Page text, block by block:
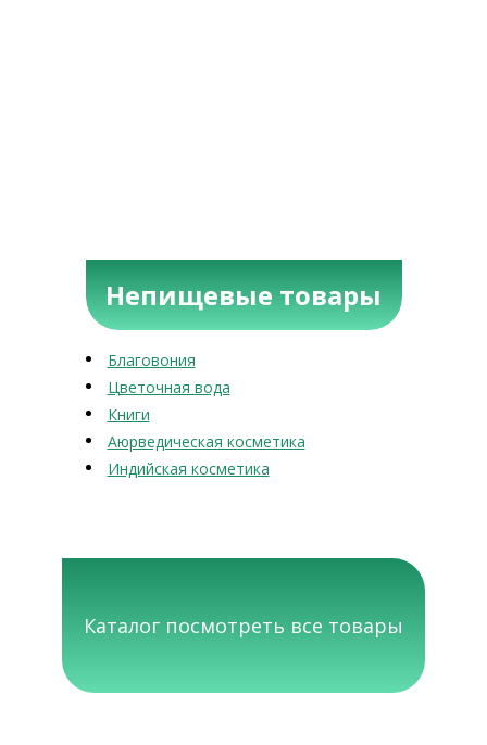
Непищевые товары
Благовония
Цветочная вода
Книги
Аюрведическая косметика
Индийская косметика
Каталог посмотреть все товары